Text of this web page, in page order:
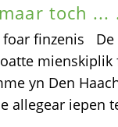
toch ...
finzenis De
mienskiplik
yn Den
allegear iepen